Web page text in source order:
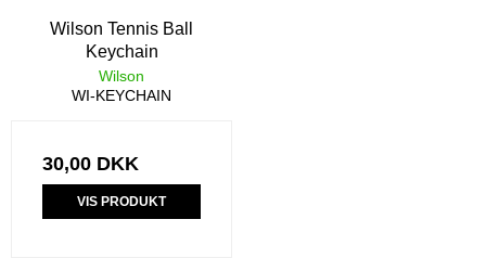
Wilson Tennis Ball
Keychain
Wilson
WI-KEYCHAIN
30,00 DKK
VIS PRODUKT